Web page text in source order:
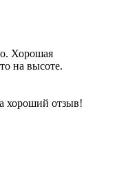
Хорошая
на высоте.
хороший отзыв!